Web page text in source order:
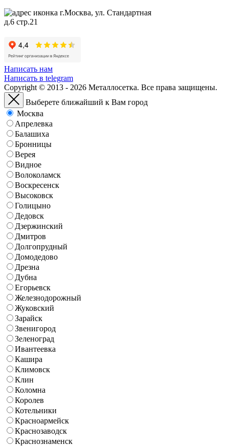
г.Москва, ул. Стандартная
д.6 стр.21
Написать нам
Написать в telegram
Copyright © 2013 - 2026 Металлосетка. Все права защищены.
Выберете ближайший к Вам город
Москва
Апрелевка
Балашиха
Бронницы
Верея
Видное
Волоколамск
Воскресенск
Высоковск
Голицыно
Дедовск
Дзержинский
Дмитров
Долгопрудный
Домодедово
Дрезна
Дубна
Егорьевск
Железнодорожный
Жуковский
Зарайск
Звенигород
Зеленоград
Ивантеевка
Кашира
Климовск
Клин
Коломна
Королев
Котельники
Красноармейск
Краснозаводск
Краснознаменск